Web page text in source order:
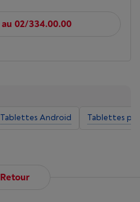
02/334.00.00
Tablettes Android Tablettes
Retour